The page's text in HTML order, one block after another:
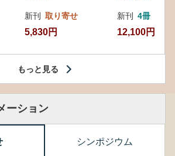
新刊 取り寄せ
5,830円
新刊 4冊
12,100円
もっと見る
ーション
シンポジウム